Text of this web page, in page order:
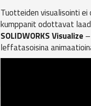
Tuotteiden visualisointi
kumppanit odottavat
SOLIDWORKS Visualize
leffatasoisina